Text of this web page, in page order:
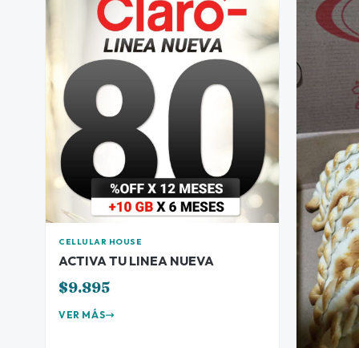
CELLULAR HOUSE
ACTIVA TU LINEA NUEVA
$9.895
VER MÁS